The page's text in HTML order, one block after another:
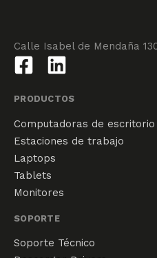
Calle Isabel de Mendaña
PRODUCTOS
Computadoras de escritorio
Estaciones de trabajo
Laptops
Tablets
Monitores
SOPORTE
Soporte Técnico